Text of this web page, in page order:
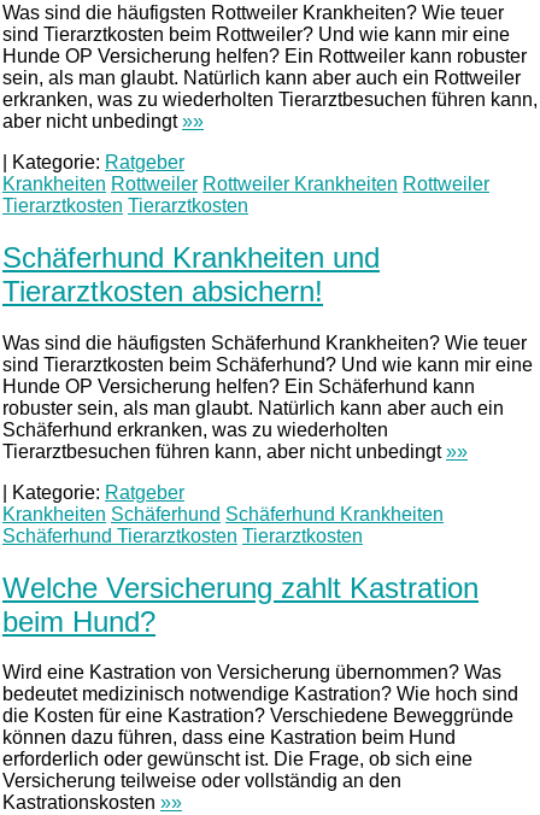
Was sind die häufigsten Rottweiler Krankheiten? Wie teuer
sind Tierarztkosten beim Rottweiler? Und wie kann mir eine
Hunde OP Versicherung helfen? Ein Rottweiler kann robuster
sein, als man glaubt. Natürlich kann aber auch ein Rottweiler
erkranken, was zu wiederholten Tierarztbesuchen führen kann,
aber nicht unbedingt»»
Kategorie: Ratgeber
Krankheiten Rottweiler Rottweiler Krankheiten Rottweiler
Tierarztkosten Tierarztkosten
Schäferhund Krankheiten und
Tierarztkosten absichern!
Was sind die häufigsten Schäferhund Krankheiten? Wie teuer
sind Tierarztkosten beim Schäferhund? Und wie kann mir eine
Hunde OP Versicherung helfen? Ein Schäferhund kann
robuster sein, als man glaubt. Natürlich kann aber auch ein
Schäferhund erkranken, was zu wiederholten
Tierarztbesuchen führen kann, aber nicht unbedingt»»
Kategorie: Ratgeber
Krankheiten Schäferhund Schäferhund Krankheiten
Schäferhund Tierarztkosten Tierarztkosten
Welche Versicherung zahlt Kastration
beim Hund?
Wird eine Kastration von Versicherung übernommen? Was
bedeutet medizinisch notwendige Kastration? Wie hoch sind
die Kosten für eine Kastration? Verschiedene Beweggründe
können dazu führen, dass eine Kastration beim Hund
erforderlich oder gewünscht ist. Die Frage, ob sich eine
Versicherung teilweise oder vollständig an den
Kastrationskosten »»